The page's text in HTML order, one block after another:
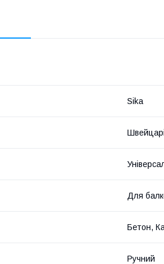
Sika
Для
Бетон,
Ручний